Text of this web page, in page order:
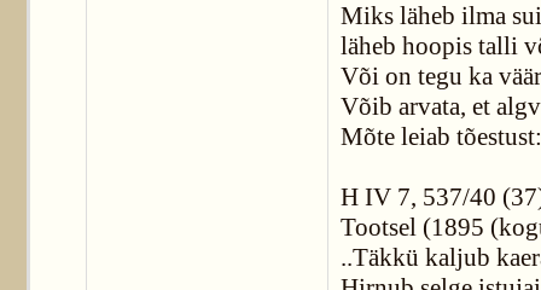
Miks läheb ilma
läheb hoopis talli
Või on tegu ka
Võib arvata, et
Mõte leiab tõestust:
H IV 7, 537/40
Tootsel (1895
..Täkkü kaljub